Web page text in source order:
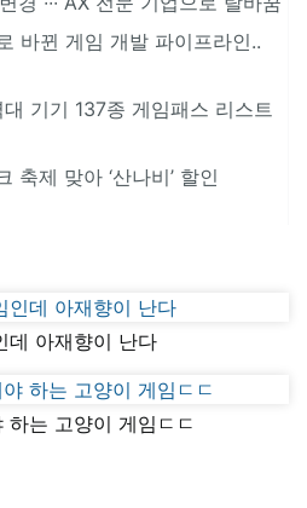
바뀐 게임 개발 파이프라인..
기기 137종 게임패스 리스트
축제 맞아 ‘산나비’ 할인
데 아재향이 난다
는 고양이 게임ㄷㄷ